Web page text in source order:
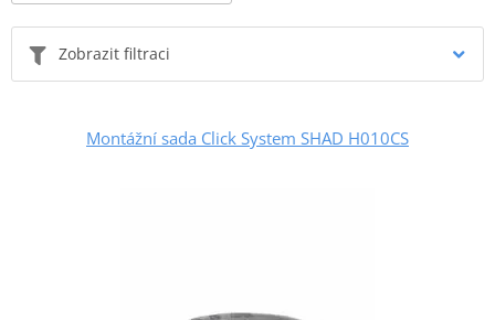
Zobrazit filtraci
Montážní sada Click System SHAD H010CS